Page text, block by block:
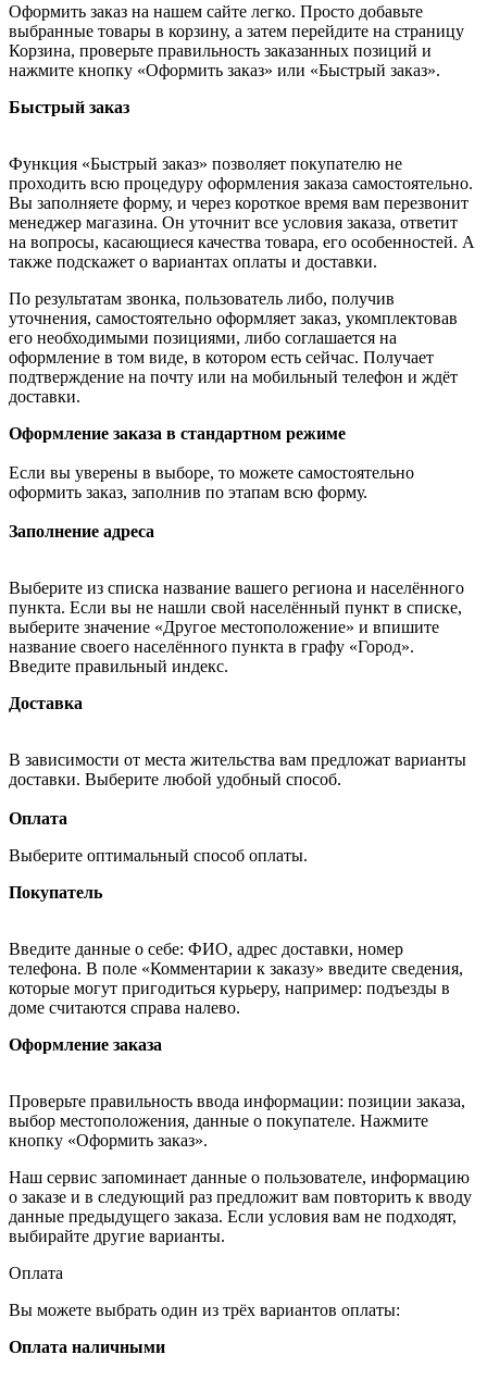
Оформить заказ на нашем сайте легко. Просто добавьте
выбранные товары в корзину, а затем перейдите на страницу
Корзина, проверьте правильность заказанных позиций и
нажмите кнопку «Оформить заказ» или «Быстрый заказ».
Быстрый заказ
Функция «Быстрый заказ» позволяет покупателю не
проходить всю процедуру оформления заказа самостоятельно.
Вы заполняете форму, и через короткое время вам перезвонит
менеджер магазина. Он уточнит все условия заказа, ответит
на вопросы, касающиеся качества товара, его особенностей. А
также подскажет о вариантах оплаты и доставки.
По результатам звонка, пользователь либо, получив
уточнения, самостоятельно оформляет заказ, укомплектовав
его необходимыми позициями, либо соглашается на
оформление в том виде, в котором есть сейчас. Получает
подтверждение на почту или на мобильный телефон и ждёт
доставки.
Оформление заказа в стандартном режиме
Если вы уверены в выборе, то можете самостоятельно
оформить заказ, заполнив по этапам всю форму.
Заполнение адреса
Выберите из списка название вашего региона и населённого
пункта. Если вы не нашли свой населённый пункт в списке,
выберите значение «Другое местоположение» и впишите
название своего населённого пункта в графу «Город».
Введите правильный индекс.
Доставка
В зависимости от места жительства вам предложат варианты
доставки. Выберите любой удобный способ.
Оплата
Выберите оптимальный способ оплаты.
Покупатель
Введите данные о себе: ФИО, адрес доставки, номер
телефона. В поле «Комментарии к заказу» введите сведения,
которые могут пригодиться курьеру, например: подъезды в
доме считаются справа налево.
Оформление заказа
Проверьте правильность ввода информации: позиции заказа,
выбор местоположения, данные о покупателе. Нажмите
кнопку «Оформить заказ».
Наш сервис запоминает данные о пользователе, информацию
о заказе и в следующий раз предложит вам повторить к вводу
данные предыдущего заказа. Если условия вам не подходят,
выбирайте другие варианты.
Оплата
Вы можете выбрать один из трёх вариантов оплаты:
Оплата наличными